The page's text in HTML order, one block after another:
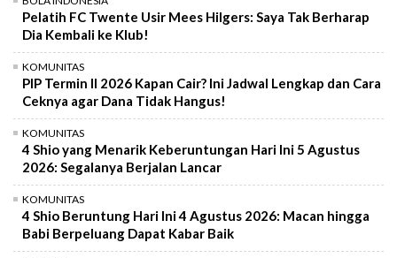
Pelatih FC Twente Usir Mees Hilgers: Saya Tak Berharap
Dia Kembali ke Klub!
KOMUNITAS
PIP Termin II 2026 Kapan Cair? Ini Jadwal Lengkap dan Cara
Ceknya agar Dana Tidak Hangus!
KOMUNITAS
4 Shio yang Menarik Keberuntungan Hari Ini 5 Agustus
2026: Segalanya Berjalan Lancar
KOMUNITAS
4 Shio Beruntung Hari Ini 4 Agustus 2026: Macan hingga
Babi Berpeluang Dapat Kabar Baik